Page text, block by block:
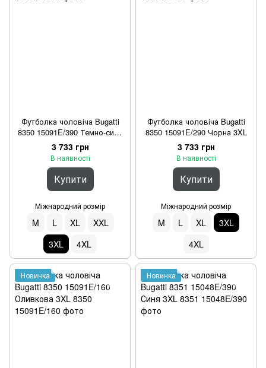
Футболка чоловіча Bugatti
8350 15091E/390 Темно-синя
3XL
3 733 грн
В наявності
Купити
Міжнародний розмір
M L XL
XXL
3XL
4XL
Футболка чоловіча Bugatti
8350 15091E/290 Чорна 3XL
3 733 грн
В наявності
Купити
Міжнародний розмір
M L XL
3XL
4XL
Новинка Новинка